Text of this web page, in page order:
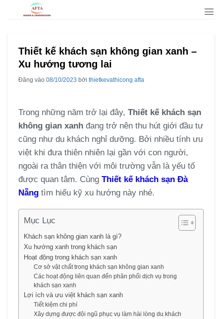
Thiết kế khách sạn không gian xanh –
Xu hướng tương lai
Đăng vào 08/10/2023 bởi thietkevathicong afta
Trong những năm trở lại đây, Thiết kế khách sạn
không gian xanhđang trở nên thu hút giới đầu tư
cũng như du khách nghỉ dưỡng. Bởi nhiều tính ưu
việt khi đưa thiên nhiên lại gần với con người,
ngoài ra thân thiện với môi trường vẫn là yếu tố
được quan tâm. Cùng Thiết kế khách sạn Đà
Nẵngtìm hiểu kỹ xu hướng này nhé.
Mục Lục
Khách sạn không gian xanh là gì?
Xu hướng xanh trong khách sạn
Hoạt động trong khách sạn xanh
Cơ sở vật chất trong khách sạn không gian xanh
Các hoạt động liên quan đến phân phối dịch vụ trong
khách sạn xanh
Lợi ích và ưu việt khách sạn xanh
Tiết kiệm chi phí
Xây dựng được đội ngũ phục vụ làm hài lòng du khách